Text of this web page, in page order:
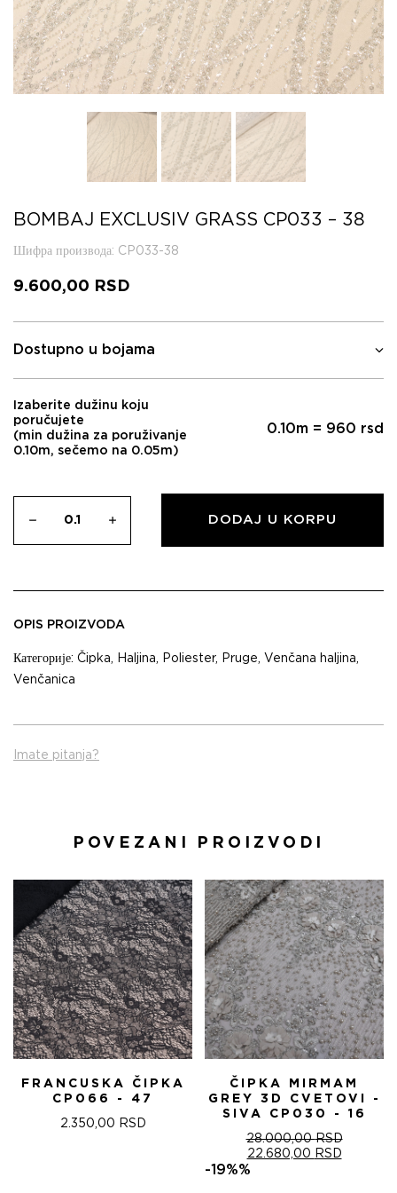
BOMBAJ EXCLUSIV GRASS CP033 – 38
Шифра производа: CP033-38
9.600,00 RSD
Dostupno u bojama
Izaberite dužinu koju
poručujete
(min dužina za poruživanje
0.10m, sečemo na 0.05m)
0.10m = 960 rsd
DODAJ U KORPU
OPIS PROIZVODA
Категорије: Čipka, Haljina, Poliester, Pruge, Venčana haljina,
Venčanica
Imate pitanja?
POVEZANI PROIZVODI
FRANCUSKA ČIPKA
CP066 - 47
2.350,00 RSD
ČIPKA MIRMAM
GREY 3D CVETOVI -
SIVA CP030 - 16
28.000,00RSD
ОРИГИНАЛНА
ЦЕНА
22.680,00 RSD
-19%%